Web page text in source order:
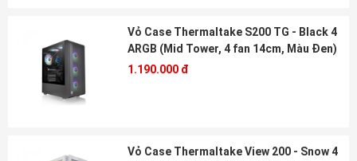
Vỏ Case Thermaltake S200 TG - Black 4
ARGB (Mid Tower, 4 fan 14cm, Màu Đen)
1.190.000 đ
Vỏ Case Thermaltake View 200 - Snow 4